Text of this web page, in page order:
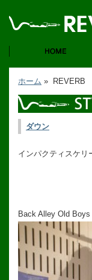
ホーム » REVERB
ダウン
インパクティスケ
Back Alley Old Boys